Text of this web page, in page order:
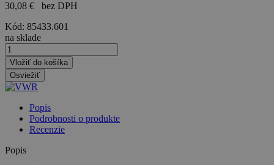
30,08 €
bez DPH
Kód: 85433.601
na sklade
Vložiť do košíka
Popis
Podrobnosti o produkte
Recenzie
Popis